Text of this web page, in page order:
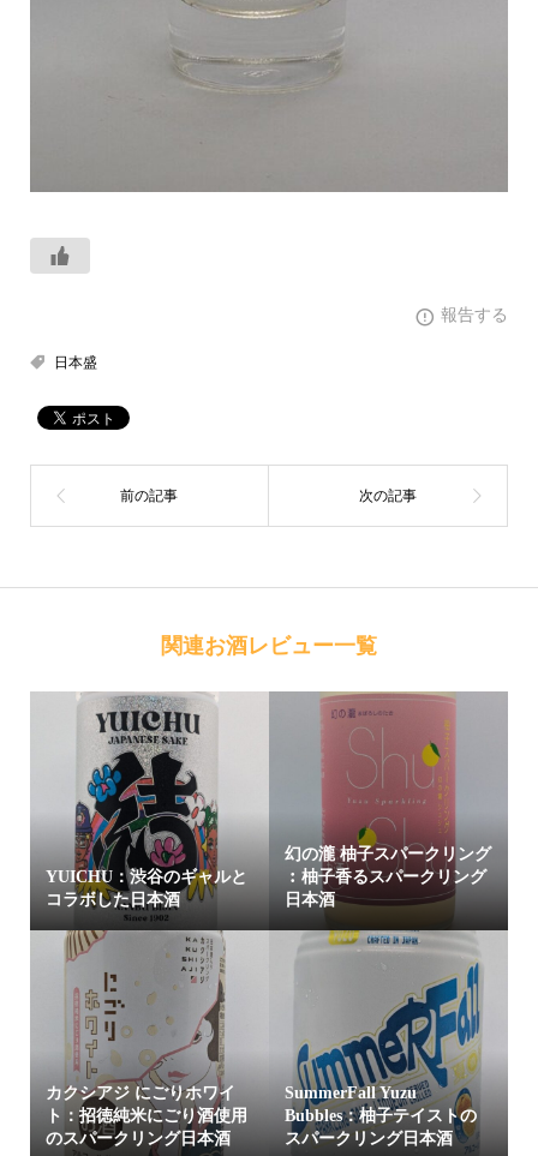
報告する
日本盛
関連お酒レビュー一覧
YUICHU：渋谷のギャルと
コラボした日本酒
幻の瀧 柚子スパークリング
︰柚子香るスパークリング
日本酒
カクシアジ にごりホワイ
ト：招徳純米にごり酒使用
のスパークリング日本酒
SummerFall Yuzu
Bubbles：柚子テイストの
スパークリング日本酒